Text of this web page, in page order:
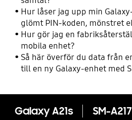
Hur låser jag upp min
glömt PIN-koden, mönstret
Hur gör jag en
mobila enhet?
Så här överför du data från
till en ny Galaxy-enhet med
Galaxy A21s SM-